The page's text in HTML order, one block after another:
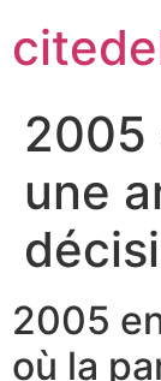
2005
une
2005
où la